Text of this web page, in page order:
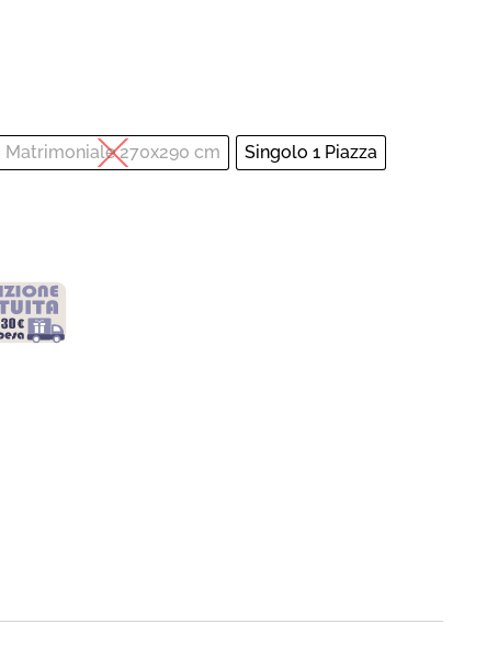
Matrimoniale 270x290 cm
Singolo 1 Piazza